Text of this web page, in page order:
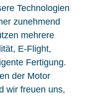
Technologien
zunehmend
mehrere
E-Flight,
Fertigung.
der Motor
wir freuen uns,